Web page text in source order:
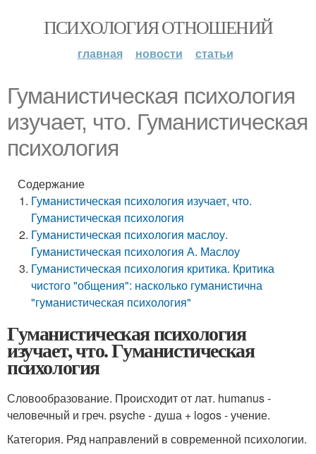
ПСИХОЛОГИЯ ОТНОШЕНИЙ
главная новости статьи
Гуманистическая психология
изучает, что. Гуманистическая
психология
Содержание
Гуманистическая психология изучает, что.
Гуманистическая психология
Гуманистическая психология маслоу.
Гуманистическая психология А. Маслоу
Гуманистическая психология критика. Критика
чистого "общения": насколько гуманистична
"гуманистическая психология"
Гуманистическая психология
изучает, что. Гуманистическая
психология
Словообразование. Происходит от лат. humanus -
человечный и греч. psyche - душа + logos - учение.
Категория. Ряд направлений в современной психологии.